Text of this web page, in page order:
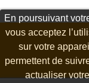
En poursuivant
vous acceptez
sur votre
permettent de
actualiser